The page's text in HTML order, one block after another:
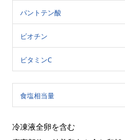
パントテン酸
ビオチン
ビタミンC
食塩相当量
冷凍液全卵を含む